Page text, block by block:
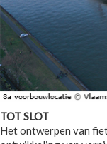
TOT SLOT
Het ontwerpen van